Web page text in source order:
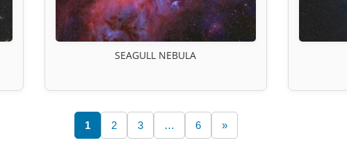
SEAGULL NEBULA
1 2 3 … 6 »